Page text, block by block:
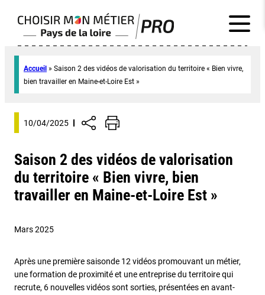
Accueil » Saison 2 des vidéos de valorisation du territoire « Bien vivre,
bien travailler en Maine-et-Loire Est »
10/04/2025
Saison 2 des vidéos de valorisation
du territoire « Bien vivre, bien
travailler en Maine-et-Loire Est »
Mars 2025
Après une première saisonde 12 vidéos promouvant un métier,
une formation de proximité et une entreprise du territoire qui
recrute, 6 nouvelles vidéos sont sorties, présentées en avant-